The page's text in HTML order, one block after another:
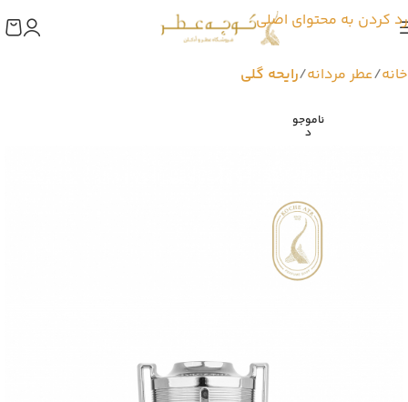
رد کردن به محتوای اصلی
خانه عطر مردانه رایحه گلی
ناموجو
د